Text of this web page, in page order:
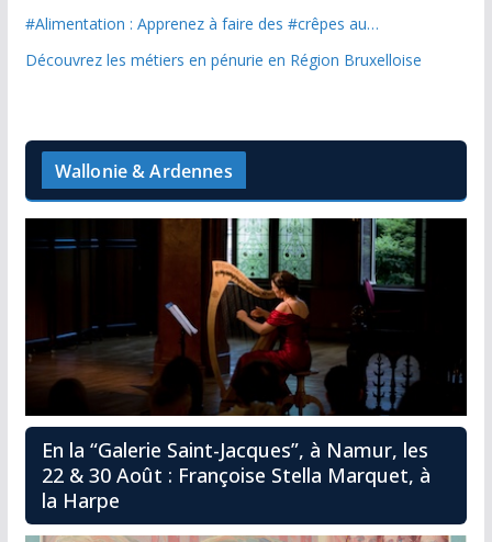
#Alimentation : Apprenez à faire des #crêpes au…
Découvrez les métiers en pénurie en Région Bruxelloise
Wallonie & Ardennes
En la “Galerie Saint-Jacques”, à Namur, les
22 & 30 Août : Françoise Stella Marquet, à
la Harpe